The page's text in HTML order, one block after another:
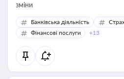
зміни
Банківська діяльність
Фінансові послуги
+13